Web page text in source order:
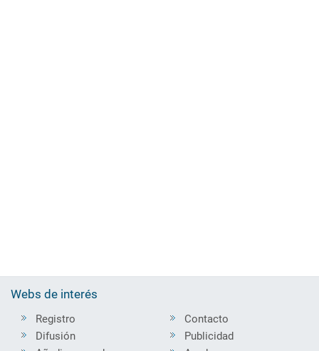
Webs de interés
Registro
Difusión
Contacto
Publicidad